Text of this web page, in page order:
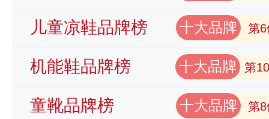
儿童凉鞋品牌榜 十大品牌 第6
机能鞋品牌榜 十大品牌 第
童靴品牌榜 十大品牌 第8